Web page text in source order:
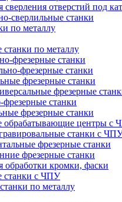
сверления отверстий под
сверлильные станки
по металлу
по металлу
фрезерные станки
фрезерные станки
фрезерные станки
фрезерные
станки
фрезерные станки
обрабатывающие центры с
станки с
фрезерные станки
фрезерные станки
обработки кромки, фаски
станки с ЧПУ
по металлу